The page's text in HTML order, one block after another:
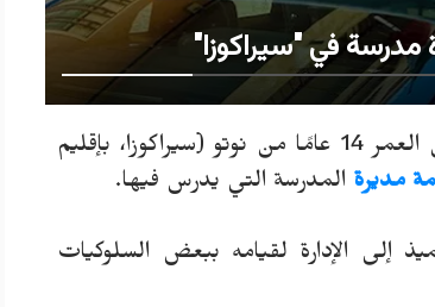
الإيطالية نيوز، الثلاثاء 3 ديسمبر 2024 - قام صبي يبلغ من العمر 14 عامًا من نوتو (سيراكوزا، بإقليم
مديرة المدرسة التي يدرس فيها.
الإدارة لقيامه ببعض السلوكيات